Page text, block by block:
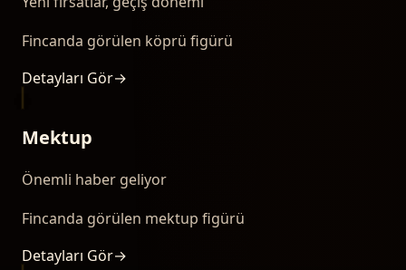
Fincanda görülen köprü figürü
Detayları Gör→
Mektup
Önemli haber geliyor
Fincanda görülen mektup figürü
Detayları Gör→